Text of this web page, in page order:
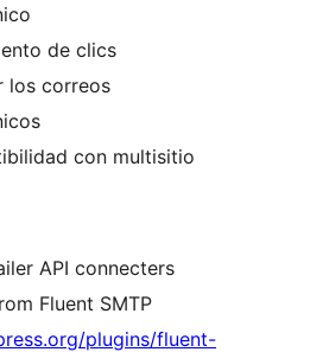
de clics
los correos
con multisitio
API connecters
Fluent SMTP
plugins/fluent-